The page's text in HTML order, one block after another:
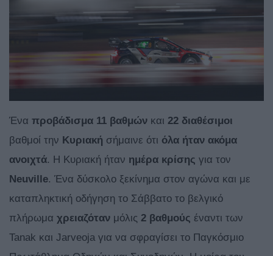
Ένα προβάδισμα 11 βαθμών και 22 διαθέσιμοι
βαθμοί την Κυριακή σήμαινε ότι όλα ήταν ακόμα
ανοιχτά. Η Κυριακή ήταν ημέρα κρίσης για τον
Neuville. Ένα δύσκολο ξεκίνημα στον αγώνα και με
καταπληκτική οδήγηση το Σάββατο το βελγικό
πλήρωμα χρειαζόταν μόλις 2 βαθμούς έναντι των
Tanak και Jarveoja για να σφραγίσει το Παγκόσμιο